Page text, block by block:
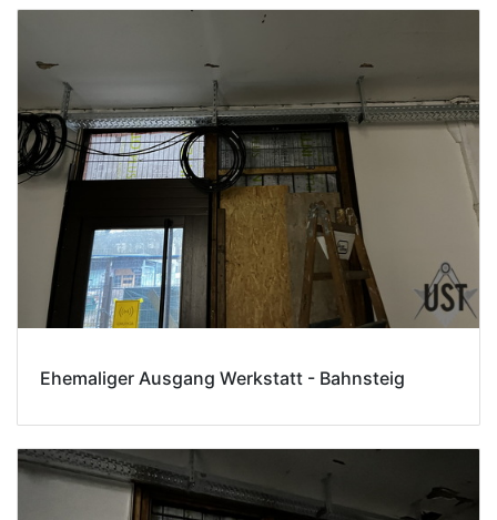
Ehemaliger Ausgang Werkstatt - Bahnsteig